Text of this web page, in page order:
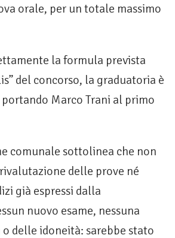
orale, per un totale massimo
la formula prevista
del concorso, la graduatoria è
Marco Trani al primo
comunale sottolinea che non
delle prove né
già espressi dalla
nuovo esame, nessuna
delle idoneità: sarebbe stato